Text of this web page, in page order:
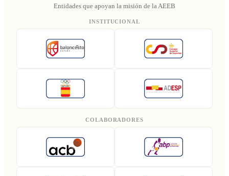
Entidades que apoyan la misión de la AEEB
INSTITUCIONAL
COLABORADORES